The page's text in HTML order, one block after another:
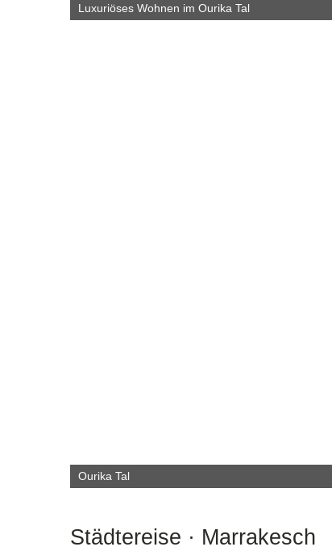
Luxuriöses Wohnen im Ourika Tal
Ourika Tal
Städtereise · Marrakesch